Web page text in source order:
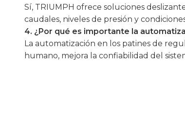
Sí, TRIUMPH ofrece soluciones
caudales, niveles de presión y
4. ¿Por qué es importante la
La automatización en los patines de
humano, mejora la confiabilidad del